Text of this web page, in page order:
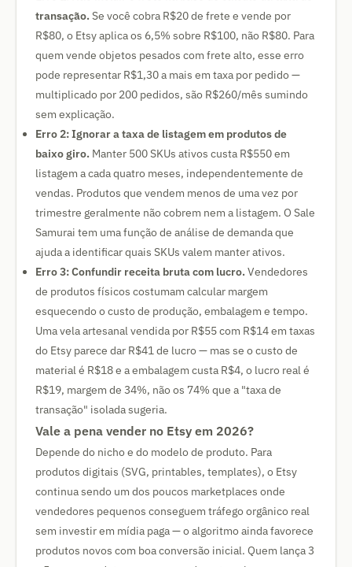
transação.Se você cobra R$20 de frete e vende por
R$80, o Etsy aplica os 6,5% sobre R$100, não R$80. Para
quem vende objetos pesados com frete alto, esse erro
pode representar R$1,30 a mais em taxa por pedido —
multiplicado por 200 pedidos, são R$260/mês sumindo
sem explicação.
Erro 2: Ignorar a taxa de listagem em produtos de
baixo giro. Manter 500 SKUs ativos custa R$550 em
listagem a cada quatro meses, independentemente de
vendas. Produtos que vendem menos de uma vez por
trimestre geralmente não cobrem nem a listagem. O Sale
Samurai tem uma função de análise de demanda que
ajuda a identificar quais SKUs valem manter ativos.
Erro 3: Confundir receita bruta com lucro.Vendedores
de produtos físicos costumam calcular margem
esquecendo o custo de produção, embalagem e tempo.
Uma vela artesanal vendida por R$55 com R$14 em taxas
do Etsy parece dar R$41 de lucro — mas se o custo de
material é R$18 e a embalagem custa R$4, o lucro real é
R$19, margem de 34%, não os 74% que a "taxa de
transação" isolada sugeria.
Vale a pena vender no Etsy em 2026?
Depende do nicho e do modelo de produto. Para
produtos digitais (SVG, printables, templates), o Etsy
continua sendo um dos poucos marketplaces onde
vendedores pequenos conseguem tráfego orgânico real
sem investir em mídia paga — o algoritmo ainda favorece
produtos novos com boa conversão inicial. Quem lança 3